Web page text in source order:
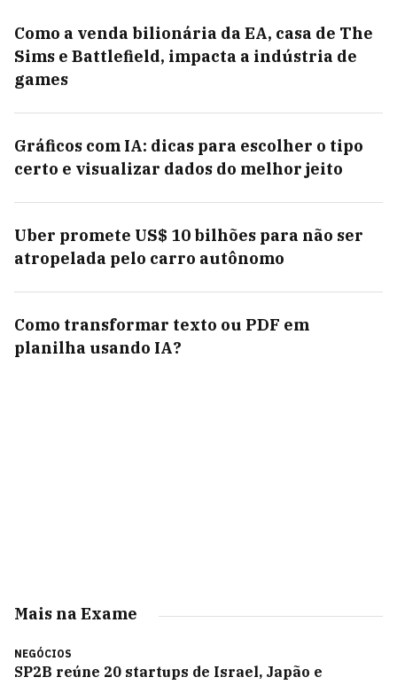
Como a venda bilionária da EA, casa de The
Sims e Battlefield, impacta a indústria de
games
Gráficos com IA: dicas para escolher o tipo
certo e visualizar dados do melhor jeito
Uber promete US$ 10 bilhões para não ser
atropelada pelo carro autônomo
Como transformar texto ou PDF em
planilha usando IA?
Mais na Exame
NEGÓCIOS
SP2B reúne 20 startups de Israel, Japão e